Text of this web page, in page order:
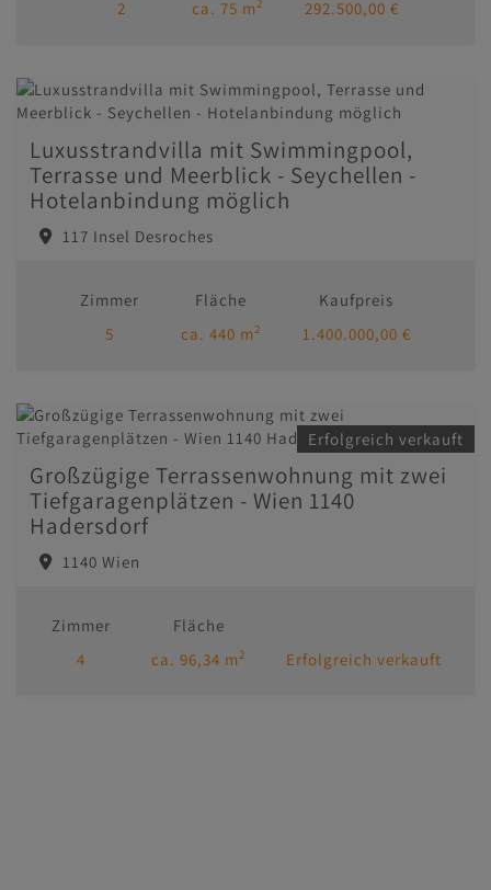
2
ca. 75 m2
292.500,00 €
Luxusstrandvilla mit Swimmingpool,
Terrasse und Meerblick - Seychellen -
Hotelanbindung möglich
117 Insel Desroches
Zimmer
5
Fläche
ca. 440 m2
Kaufpreis
1.400.000,00 €
Erfolgreich verkauft
Großzügige Terrassenwohnung mit zwei
Tiefgaragenplätzen - Wien 1140
Hadersdorf
1140 Wien
Zimmer
4
Fläche
ca. 96,34 m2 Erfolgreich verkauft